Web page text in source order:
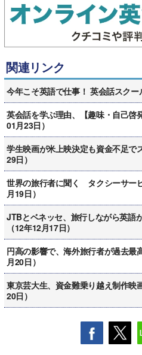
関連リンク
今年こそ英語で仕事！ 英会話スクー
英会話を学ぶ理由、【趣味・自己啓
01月23日）
学生映画が米上映決定も資金不足で
29日）
世界の旅行者に聞く タクシーサー
月19日）
JTBとベネッセ、旅行しながら英語
（12年12月17日）
円高の影響で、海外旅行者が過去最
月20日）
東京芸大生、資金難乗り越え制作映
20日）